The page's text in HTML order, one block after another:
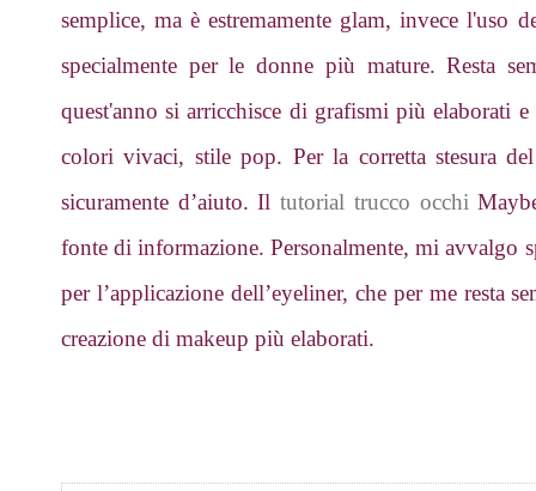
semplice, ma è estremamente glam, invece l'uso
specialmente per le donne più mature. Resta
quest'anno si arricchisce di grafismi più elaborati
colori vivaci, stile pop. Per la corretta stesura
sicuramente d’aiuto. Iltutorial trucco occhi
fonte di informazione. Personalmente, mi avvalgo
per l’applicazione dell’eyeliner, che per me resta
creazione di makeup più elaborati.